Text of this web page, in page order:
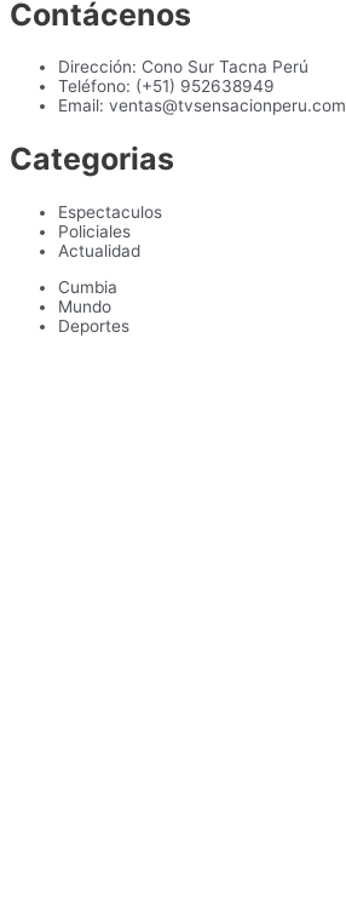
Contácenos
Dirección: Cono Sur Tacna Perú
Teléfono: (+51) 952638949
Email: ventas@tvsensacionperu.com
Categorias
Espectaculos
Policiales
Actualidad
Cumbia
Mundo
Deportes